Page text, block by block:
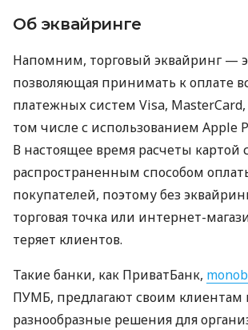
Об эквайринге
Напомним, торговый эквайринг —
позволяющая принимать к оплате
платежных систем Visa, MasterCard,
том числе с использованием Apple
В настоящее время расчеты картой
распространенным способом
покупателей, поэтому без
торговая точка или интернет-
теряет клиентов.
Такие банки, как ПриватБанк,
ПУМБ, предлагают своим клиентам
разнообразные решения для